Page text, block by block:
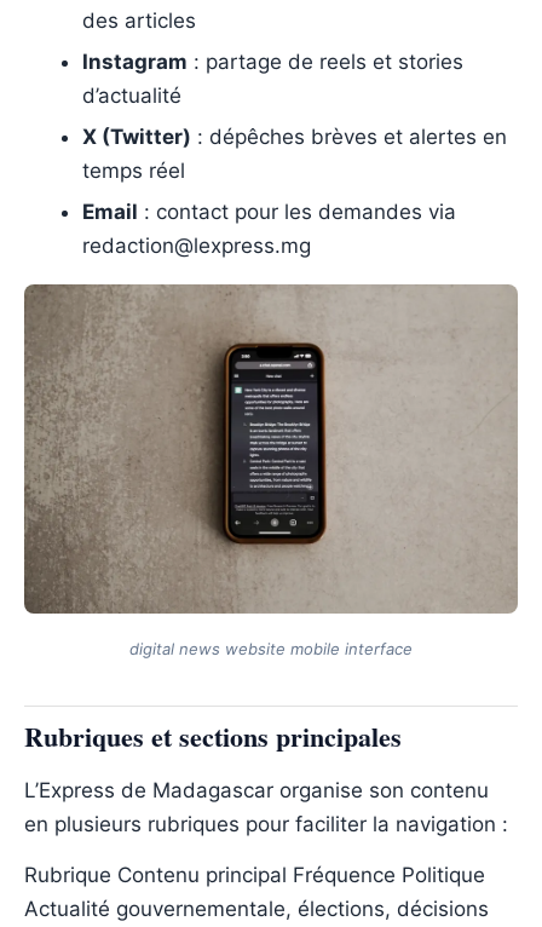
des articles
Instagram : partage de reels et stories
d’actualité
X (Twitter) : dépêches brèves et alertes en
temps réel
Email : contact pour les demandes via
redaction@lexpress.mg
digital news website mobile interface
Rubriques et sections principales
L’Express de Madagascar organise son contenu
en plusieurs rubriques pour faciliter la navigation :
Rubrique Contenu principal Fréquence Politique
Actualité gouvernementale, élections, décisions